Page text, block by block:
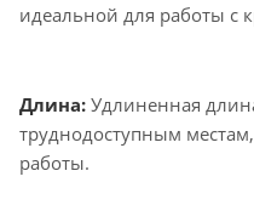
идеальной для работы с
Длина: Удлиненная
труднодоступным
работы.